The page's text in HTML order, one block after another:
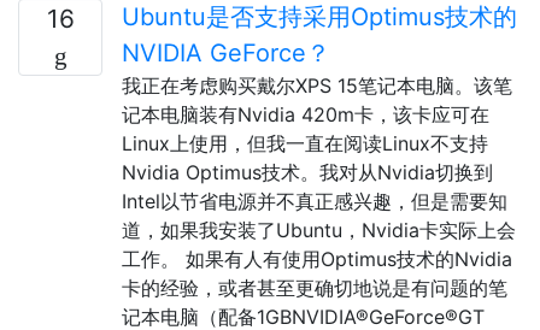
16
Ubuntu是否支持采用Optimus技术的
NVIDIA GeForce？
我正在考虑购买戴尔XPS 15笔记本电脑。该笔
记本电脑装有Nvidia 420m卡，该卡应可在
Linux上使用，但我一直在阅读Linux不支持
Nvidia Optimus技术。我对从Nvidia切换到
Intel以节省电源并不真正感兴趣，但是需要知
道，如果我安装了Ubuntu，Nvidia卡实际上会
工作。 如果有人有使用Optimus技术的Nvidia
卡的经验，或者甚至更确切地说是有问题的笔
记本电脑（配备1GBNVIDIA®GeForce®GT